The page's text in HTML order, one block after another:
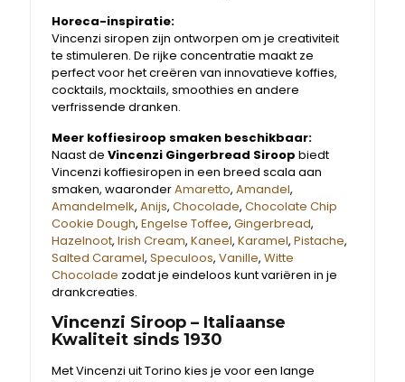
Horeca-inspiratie:
Vincenzi siropen zijn ontworpen om je creativiteit
te stimuleren. De rijke concentratie maakt ze
perfect voor het creëren van innovatieve koffies,
cocktails, mocktails, smoothies en andere
verfrissende dranken.
Meer koffiesiroop smaken beschikbaar:
Naast deVincenzi Gingerbread Siroop biedt
Vincenzi koffiesiropen in een breed scala aan
smaken, waaronderAmaretto,Amandel,
Amandelmelk,Anijs,Chocolade,Chocolate Chip
Cookie Dough,Engelse Toffee,Gingerbread,
Hazelnoot,Irish Cream,Kaneel,Karamel,Pistache,
Salted Caramel,Speculoos,Vanille,Witte
Chocolade zodat je eindeloos kunt variëren in je
drankcreaties.
Vincenzi Siroop – Italiaanse
Kwaliteit sinds 1930
Met Vincenzi uit Torino kies je voor een lange